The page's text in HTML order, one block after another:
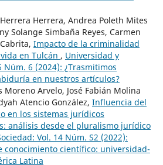
Herrera, Andrea Poleth Mites
Solange Simbaña Reyes, Carmen
Impacto de la criminalidad
en Tulcán , Universidad y
Núm. 6 (2024): ¿Trasmitimos
en nuestros artículos?
Moreno Arvelo, José Fabián Molina
Atencio González, Influencia del
en los sistemas jurídicos
análisis desde el pluralismo jurídico
Vol. 14 Núm. S2 (2022):
conocimiento científico: universidad-
Latina